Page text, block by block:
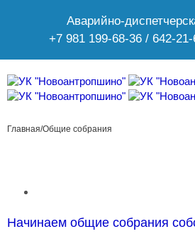
Аварийно-
+7 981 199-68-36 / 642-
Главная/Общие собрания
Начинаем общие собрания